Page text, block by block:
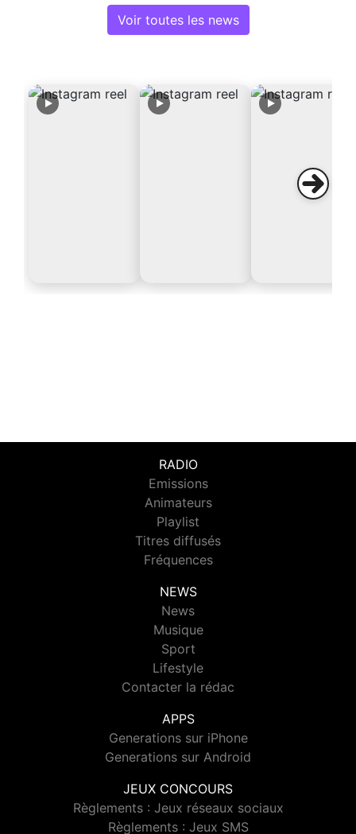
Voir toutes les news
RADIO
Emissions
Animateurs
Playlist
Titres diffusés
Fréquences
NEWS
News
Musique
Sport
Lifestyle
Contacter la rédac
APPS
Generations sur iPhone
Generations sur Android
JEUX CONCOURS
Règlements : Jeux réseaux sociaux
Règlements : Jeux SMS